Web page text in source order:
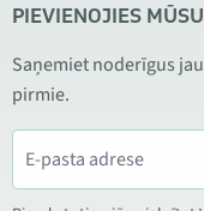
PIEVIENOJIES
Saņemiet noderīgus
pirmie.